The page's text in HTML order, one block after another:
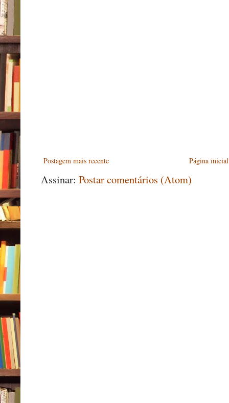
Postagem mais recente Página inicial
Assinar: Postar comentários (Atom)